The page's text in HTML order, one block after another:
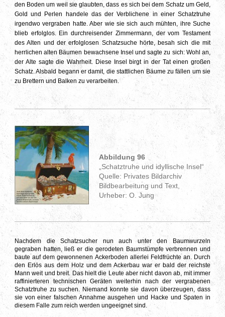
den Boden um weil sie glaubten, dass es sich bei dem Schatz um Geld,
Gold und Perlen handele das der Verblichene in einer Schatztruhe
irgendwo vergraben hatte. Aber wie sie sich auch mühten, ihre Suche
blieb erfolglos. Ein durchreisender Zimmermann, der vom Testament
des Alten und der erfolglosen Schatzsuche hörte, besah sich die mit
herrlichen alten Bäumen bewachsene Insel und sagte zu sich: Wohl an,
der Alte sagte die Wahrheit. Diese Insel birgt in der Tat einen großen
Schatz. Alsbald begann er damit, die stattlichen Bäume zu fällen um sie
zu Brettern und Balken zu verarbeiten.
Abbildung 96
„Schatztruhe und idyllische Insel“
Quelle: Privates Bildarchiv
Bildbearbeitung und Text,
Urheber: O. Jung
Nachdem die Schatzsucher nun auch unter den Baumwurzeln
gegraben hatten, ließ er die gerodeten Baumstümpfe verbrennen und
baute auf dem gewonnenen Ackerboden allerlei Feldfrüchte an. Durch
den Erlös aus dem Holz und dem Ackerbau war er bald der reichste
Mann weit und breit. Das hielt die Leute aber nicht davon ab, mit immer
raffinierteren technischen Geräten weiterhin nach der vergrabenen
Schatztruhe zu suchen. Niemand konnte sie davon überzeugen, dass
sie von einer falschen Annahme ausgehen und Hacke und Spaten in
diesem Falle zum reich werden ungeeignet sind.